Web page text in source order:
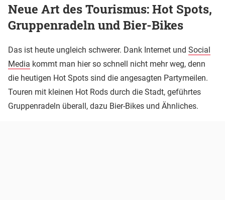
Neue Art des Tourismus: Hot Spots,
Gruppenradeln und Bier-Bikes
Das ist heute ungleich schwerer. Dank Internet und Social
Media kommt man hier so schnell nicht mehr weg, denn
die heutigen Hot Spots sind die angesagten Partymeilen.
Touren mit kleinen Hot Rods durch die Stadt, geführtes
Gruppenradeln überall, dazu Bier-Bikes und Ähnliches.